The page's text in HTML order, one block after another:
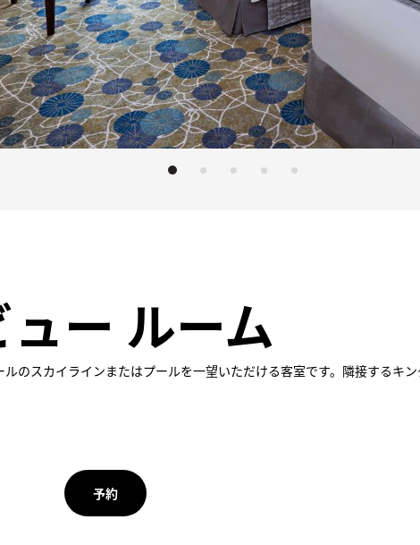
ー ルーム
のスカイラインまたはプールを一望いただける客室です。隣接するキ
予約